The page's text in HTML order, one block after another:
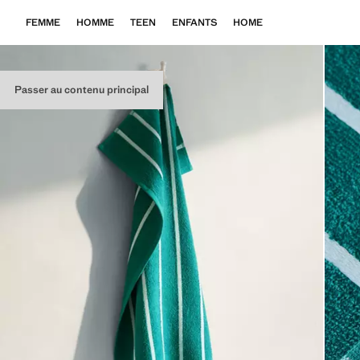
Passer au contenu principal
FEMME HOMME TEEN ENFANTS HOME